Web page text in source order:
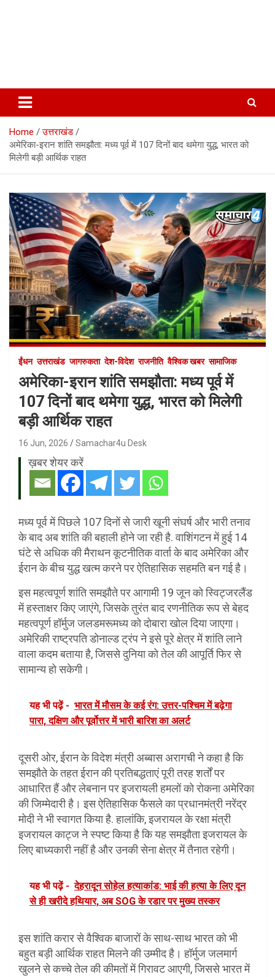
Home
उत्तराखंड
अमेरिका-इरान शांति समझौता: मध्य पूर्व में 107 दिनों बाद थमेगा युद्ध, भारत को
मिलेगी बड़ी आर्थिक राहत
ईंधन उत्तराखंड जागरुकता देश-विदेश राजनीति वैश्विक खबर सामाजिक
अमेरिका-इरान शांति समझौता: मध्य पूर्व में
107 दिनों बाद थमेगा युद्ध, भारत को मिलेगी
बड़ी आर्थिक राहत
16 Jun, 2026 Samachar4u Desk
ख़बर शेयर करें
मध्य पूर्व में पिछले 107 दिनों से जारी खूनी संघर्ष और भारी तनाव
के बाद अब शांति की बहाली होने जा रही है. वाशिंगटन में हुई 14
घंटे से अधिक की मैराथन कूटनीतिक वार्ता के बाद अमेरिका और
ईरान के बीच युद्ध खत्म करने पर ऐतिहासिक सहमति बन गई है।
इस महत्वपूर्ण शांति समझौते पर आगामी 19 जून को स्विट्जरलैंड
में हस्ताक्षर किए जाएंगे, जिसके तुरंत बाद रणनीतिक रूप से बेहद
महत्वपूर्ण हॉर्मुज जलडमरूमध्य को दोबारा खोल दिया जाएगा।
अमेरिकी राष्ट्रपति डोनाल्ड ट्रंप ने इसे पूरे क्षेत्र में शांति लाने
वाला कदम बताया है, जिससे दुनिया को तेल की आपूर्ति फिर से
सामान्य हो सकेगी।
यह भी पढ़ें - भारत में मौसम के कई रंग: उत्तर-पश्चिम में बढ़ेगा
पारा, दक्षिण और पूर्वोत्तर में भारी बारिश का अलर्ट
दूसरी ओर, ईरान के विदेश मंत्री अब्बास अरागची ने कहा है कि
समझौते के तहत ईरान की प्रतिबद्धताएं पूरी तरह शर्तों पर
आधारित हैं और लेबनान पर इजरायली हमलों को रोकना अमेरिका
की जिम्मेदारी है। इस ऐतिहासिक फैसले का प्रधानमंत्री नरेंद्र
मोदी ने भी स्वागत किया है. हालांकि, इजरायल के रक्षा मंत्री
इजरायल काट्ज ने स्पष्ट किया है कि यह समझौता इजरायल के
लिए बाध्यकारी नहीं है और उनकी सेना क्षेत्र में तैनात रहेगी।
यह भी पढ़ें - देहरादून सोहेल हत्याकांड: भाई की हत्या के लिए दून
से ही खरीदे हथियार, अब SOG के रडार पर मुख्य तस्कर
इस शांति करार से वैश्विक बाजारों के साथ-साथ भारत को भी
बहुत बड़ी आर्थिक राहत मिलने की उम्मीद है। हॉर्मुज जलमार्ग
खुलने से कच्चे तेल की कीमतों में गिरावट आएगी, जिससे भारत में